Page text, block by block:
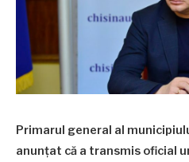
Primarul general al
anunțat că a transmis oficial